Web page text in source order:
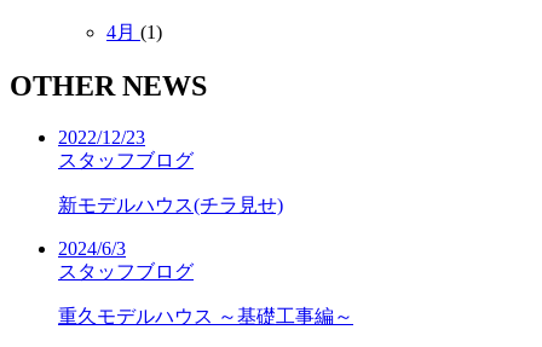
4月 (1)
OTHER NEWS
2022/12/23
スタッフブログ
新モデルハウス(チラ見せ)
2024/6/3
スタッフブログ
重久モデルハウス ～基礎工事編～